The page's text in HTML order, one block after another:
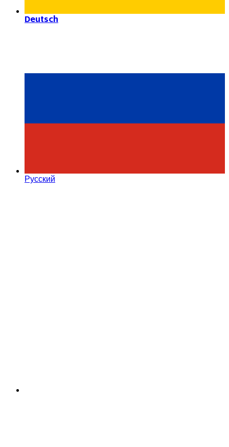
Deutsch
Русский